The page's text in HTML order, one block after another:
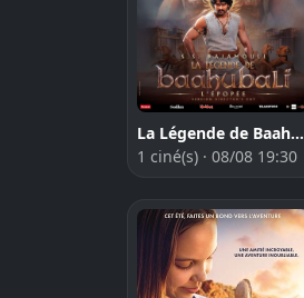
La Légende de Baahubali, l'épopée - version Director's Cut
1 ciné(s) · 08/08 19:30